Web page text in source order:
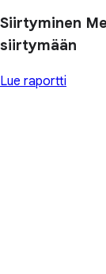
Siirtyminen
siirtymään
Lue raportti